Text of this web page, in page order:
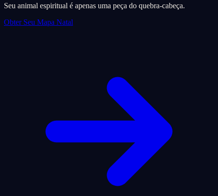
Seu animal espiritual é apenas uma peça do quebra-cabeça.
Obter Seu Mapa Natal